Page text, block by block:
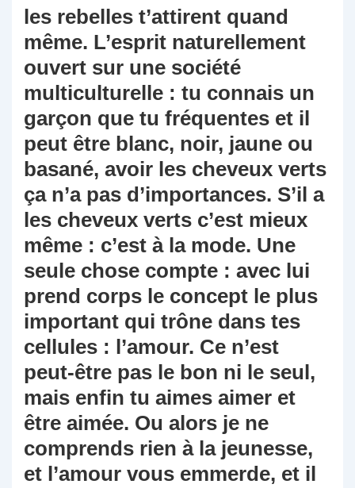
les rebelles t’attirent quand
même. L’esprit naturellement
ouvert sur une société
multiculturelle : tu connais un
garçon que tu fréquentes et il
peut être blanc, noir, jaune ou
basané, avoir les cheveux verts
ça n’a pas d’importances. S’il a
les cheveux verts c’est mieux
même : c’est à la mode. Une
seule chose compte : avec lui
prend corps le concept le plus
important qui trône dans tes
cellules : l’amour. Ce n’est
peut-être pas le bon ni le seul,
mais enfin tu aimes aimer et
être aimée. Ou alors je ne
comprends rien à la jeunesse,
et l’amour vous emmerde, et il